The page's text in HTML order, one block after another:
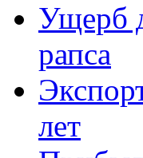
Ущерб
рапса
лет